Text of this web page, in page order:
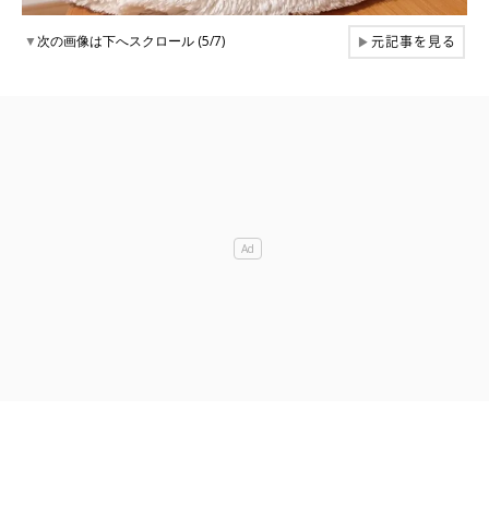
▼次の画像は下へスクロール (5/7) ▶元記事を見る